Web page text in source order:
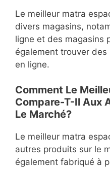
Le meilleur matra
divers magasins,
ligne et des magasins
également trouver
en ligne.
Comment Le
Compare-T-Il Aux
Le Marché?
Le meilleur matra
autres produits sur le
également fabriqué à